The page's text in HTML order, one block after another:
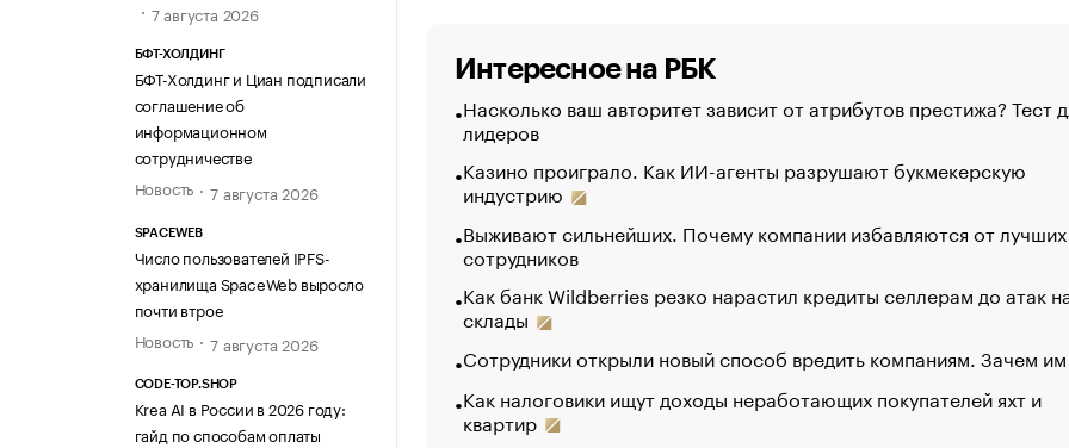
7 августа 2026
БФТ-ХОЛДИНГ
БФТ-Холдинг и Циан подписали
соглашение об
информационном
сотрудничестве
Новость
7 августа 2026
SPACEWEB
Число пользователей IPFS-
хранилища SpaceWeb выросло
почти втрое
Новость
7 августа 2026
CODE-TOP.SHOP
Krea AI в России в 2026 году:
гайд по способам оплаты
Интересное на РБК
Насколько ваш авторитет зависит от атрибутов престижа? Тест
лидеров
Казино проиграло. Как ИИ-агенты разрушают букмекерскую
индустрию
Выживают сильнейших. Почему компании избавляются от лучших
сотрудников
Как банк Wildberries резко нарастил кредиты селлерам до атак
склады
Сотрудники открыли новый способ вредить компаниям. Зачем
Как налоговики ищут доходы неработающих покупателей яхт и
квартир